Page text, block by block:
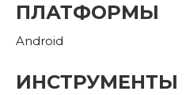
ПЛАТФОРМЫ
Android
ИНСТРУМЕНТЫ